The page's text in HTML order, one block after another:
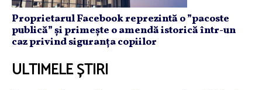
Proprietarul Facebook reprezintă o ”pacoste
publică” și primește o amendă istorică într-un
caz privind siguranța copiilor
ULTIMELE ȘTIRI